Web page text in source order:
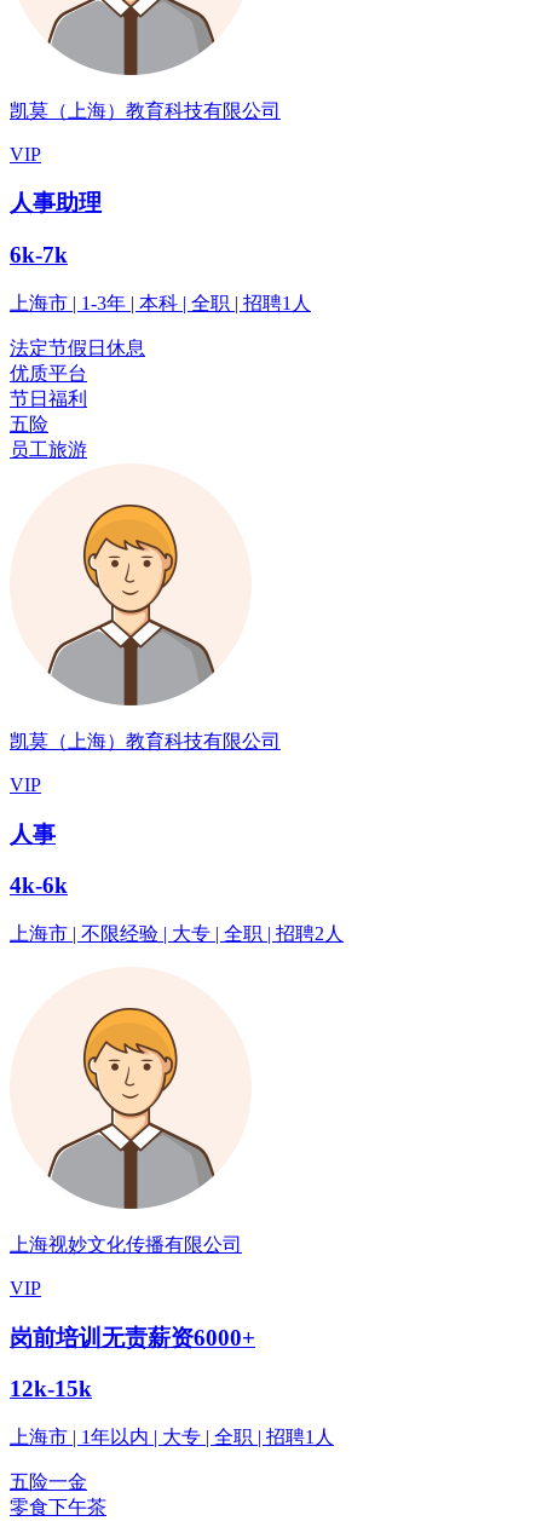
凯莫（上海）教育科技有限公司
VIP
人事助理
6k-7k
上海市 | 1-3年 | 本科 | 全职 | 招聘1人
法定节假日休息
优质平台
节日福利
五险
员工旅游
凯莫（上海）教育科技有限公司
VIP
人事
4k-6k
上海市 | 不限经验 | 大专 | 全职 | 招聘2人
上海视妙文化传播有限公司
VIP
岗前培训无责薪资6000+
12k-15k
上海市 | 1年以内 | 大专 | 全职 | 招聘1人
五险一金
零食下午茶